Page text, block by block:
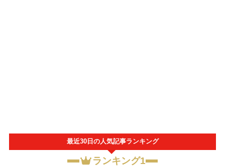
最近30日の人気記事ランキング
ランキング1